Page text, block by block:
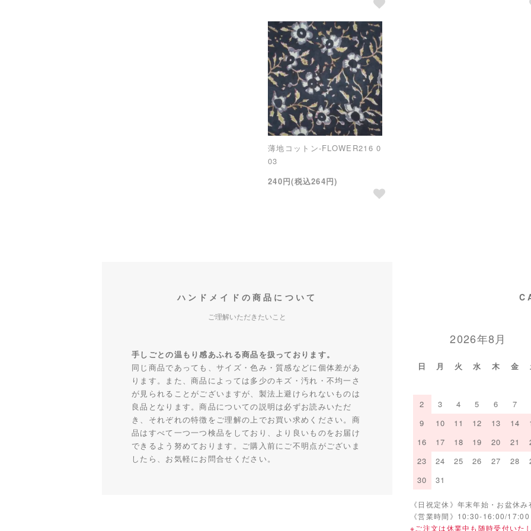
薄地コットン-FLOWER216 0
03
240円(税込264円)
ハンドメイドの商品について
ご理解いただきたいこと
手しごとの温もり感あふれる商品を扱っております。
同じ商品であっても、サイズ・色み・質感などに個体差があ
ります。また、商品によっては多少のキズ・汚れ・不均一さ
が見られることがございますが、製法上避けられないものは
良品となります。商品についての説明は必ずお読みいただ
き、それぞれの特徴をご理解の上でお買い求めください。商
品はすべて一つ一つ検品をしており、より良いものをお届け
できるよう努めております。ご購入前にご不明点がございま
したら、お気軽にお問合せください。
2026年8月
日 月 火 水 木 金
2
3 4 5 6 7
9
10 11 12 13 14
16
17 18 19 20 21
23
24 25 26 27 28
30
31
《日祝定休》年末年始・お盆休み
《営業時間》10:30-16:00/17:00
※ご注文は休業中も随時受付いた